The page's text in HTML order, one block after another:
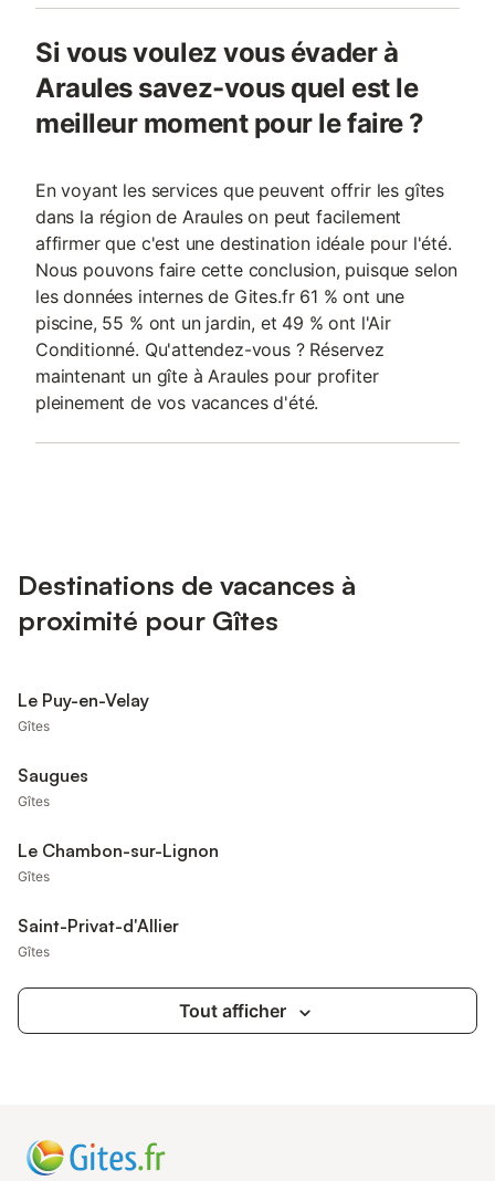
Si vous voulez vous évader à
Araules savez-vous quel est le
meilleur moment pour le faire ?
En voyant les services que peuvent offrir les gîtes
dans la région de Araules on peut facilement
affirmer que c'est une destination idéale pour l'été.
Nous pouvons faire cette conclusion, puisque selon
les données internes de Gites.fr 61 % ont une
piscine, 55 % ont un jardin, et 49 % ont l'Air
Conditionné. Qu'attendez-vous ? Réservez
maintenant un gîte à Araules pour profiter
pleinement de vos vacances d'été.
Destinations de vacances à
proximité pour Gîtes
Le Puy-en-Velay
Gîtes
Saugues
Gîtes
Le Chambon-sur-Lignon
Gîtes
Saint-Privat-d'Allier
Gîtes
Tout afficher